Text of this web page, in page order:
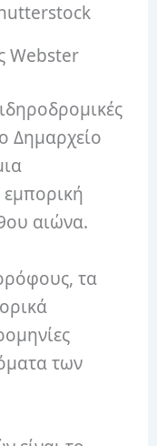
Webster
Δημαρχείο
εμπορική
αιώνα.
τα
των